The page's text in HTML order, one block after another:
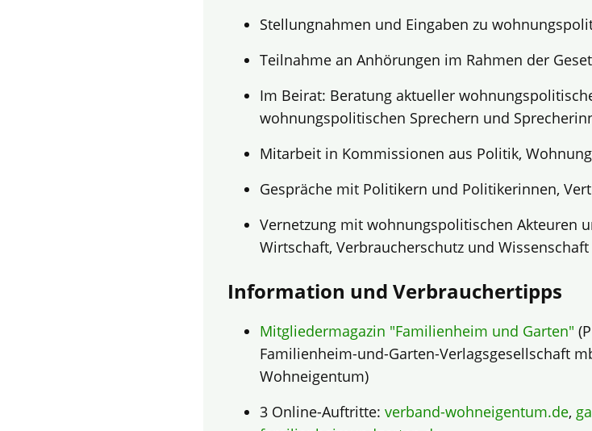
Stellungnahmen und Eingaben zu
Teilnahme an Anhörungen im Rahmen der
Im Beirat: Beratung aktueller
wohnungspolitischen Sprechern und
Mitarbeit in Kommissionen aus Politik,
Gespräche mit Politikern und Politikerinnen,
Vernetzung mit wohnungspolitischen Akteuren
Wirtschaft, Verbraucherschutz und Wissenschaft
Information und Verbrauchertipps
Mitgliedermagazin "Familienheim und Garten"
Familienheim-und-Garten-Verlagsgesellschaft
Wohneigentum)
3 Online-Auftritte: verband-wohneigentum.de,